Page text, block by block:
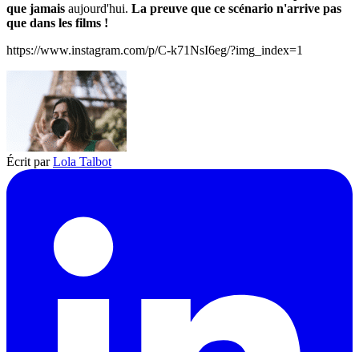
que jamais aujourd'hui. La preuve que ce scénario n'arrive pas
que dans les films !
https://www.instagram.com/p/C-k71NsI6eg/?img_index=1
Écrit parLola Talbot